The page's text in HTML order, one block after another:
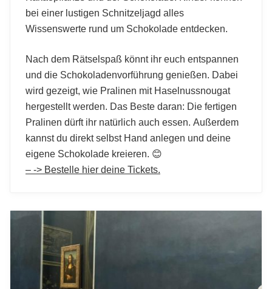
bei einer lustigen Schnitzeljagd alles
Wissenswerte rund um Schokolade entdecken.
Nach dem Rätselspaß könnt ihr euch entspannen
und die Schokoladenvorführung genießen. Dabei
wird gezeigt, wie Pralinen mit Haselnussnougat
hergestellt werden. Das Beste daran: Die fertigen
Pralinen dürft ihr natürlich auch essen. Außerdem
kannst du direkt selbst Hand anlegen und deine
eigene Schokolade kreieren. 😊
– -> Bestelle hier deine Tickets.